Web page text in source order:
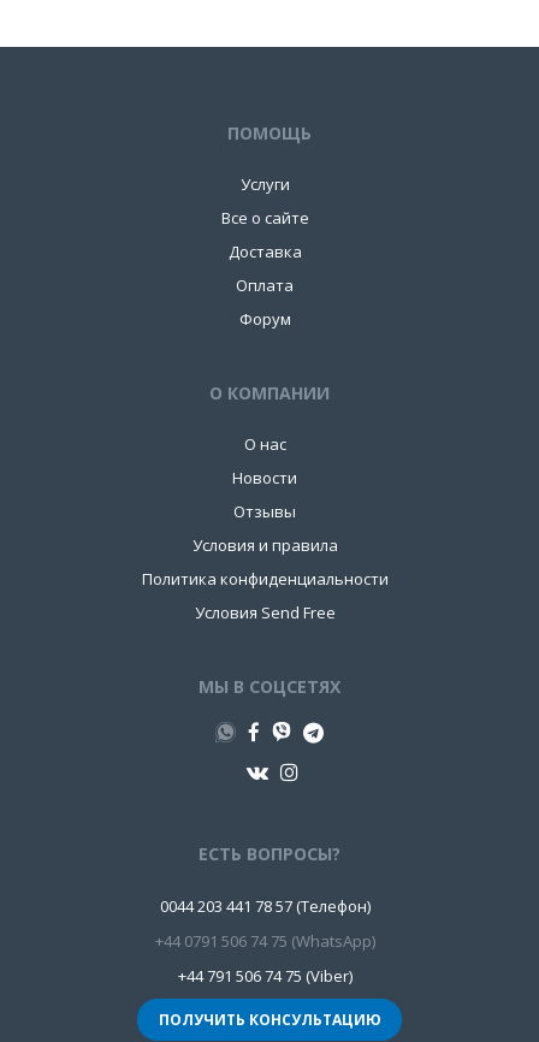
ПОМОЩЬ
Услуги
Все о сайте
Доставка
Оплата
Форум
О КОМПАНИИ
О нас
Новости
Отзывы
Условия и правила
Политика конфиденциальности
Условия Send Free
МЫ В СОЦСЕТЯХ
ЕСТЬ ВОПРОСЫ?
0044 203 441 78 57 (Телефон)
+44 0791 506 74 75 (WhatsApp)
+44 791 506 74 75 (Viber)
ПОЛУЧИТЬ КОНСУЛЬТАЦИЮ